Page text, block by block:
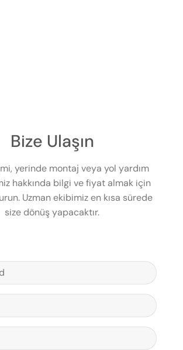
Bize Ulaşın
yerinde montaj veya yol yardım
hakkında bilgi ve fiyat almak için
Uzman ekibimiz en kısa sürede
size dönüş yapacaktır.